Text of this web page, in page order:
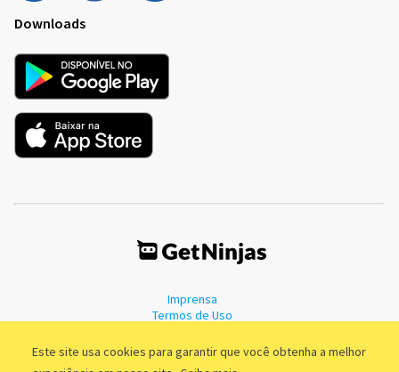
Este site usa cookies para garantir que você obtenha a melhor
Downloads
Imprensa
Termos de Uso